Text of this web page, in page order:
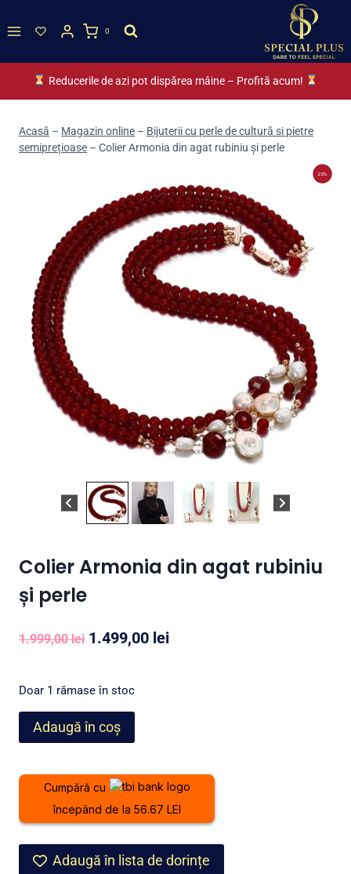
to
0
Reducerile de azi pot dispărea mâine – Profită acum!
Acasă – Magazin online – Bijuterii cu perle de cultură si pietre
semiprețioase – Colier Armonia din agat rubiniu și perle
-25%
Colier Armonia din agat rubiniu
și perle
1.999,00lei Prețul
a
fost:
1.999,00 lei.
1.499,00 leiPrețul
Doar 1 rămase în stoc
Cantitate
Colier
din
rubiniu
perle
Adaugă în coș
Cumpără cu
începând de la 56.67 LEI
Adaugă în lista de dorințe